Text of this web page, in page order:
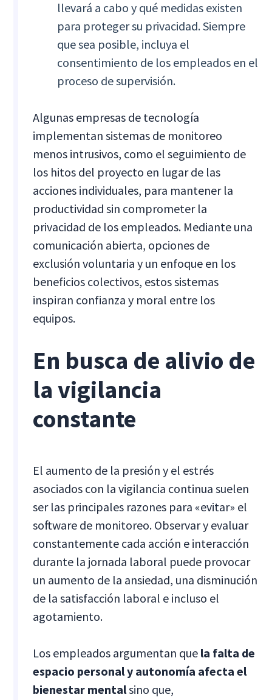
llevará a cabo y qué medidas existen
para proteger su privacidad. Siempre
que sea posible, incluya el
consentimiento de los empleados en el
proceso de supervisión.
Algunas empresas de tecnología
implementan sistemas de monitoreo
menos intrusivos, como el seguimiento de
los hitos del proyecto en lugar de las
acciones individuales, para mantener la
productividad sin comprometer la
privacidad de los empleados. Mediante una
comunicación abierta, opciones de
exclusión voluntaria y un enfoque en los
beneficios colectivos, estos sistemas
inspiran confianza y moral entre los
equipos.
En busca de alivio de
la vigilancia
constante
El aumento de la presión y el estrés
asociados con la vigilancia continua suelen
ser las principales razones para «evitar» el
software de monitoreo. Observar y evaluar
constantemente cada acción e interacción
durante la jornada laboral puede provocar
un aumento de la ansiedad, una disminución
de la satisfacción laboral e incluso el
agotamiento.
Los empleados argumentan que la falta de
espacio personal y autonomía afecta el
bienestar mentalsino que,